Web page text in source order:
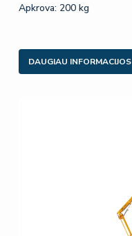
Apkrova: 200 kg
DAUGIAU INFORMACIJOS